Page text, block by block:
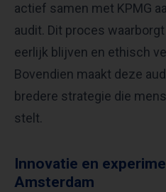
actief samen met KPMG
audit. Dit proces
eerlijk blijven en ethisch
Bovendien maakt deze
bredere strategie die
stelt.
Innovatie en
Amsterdam